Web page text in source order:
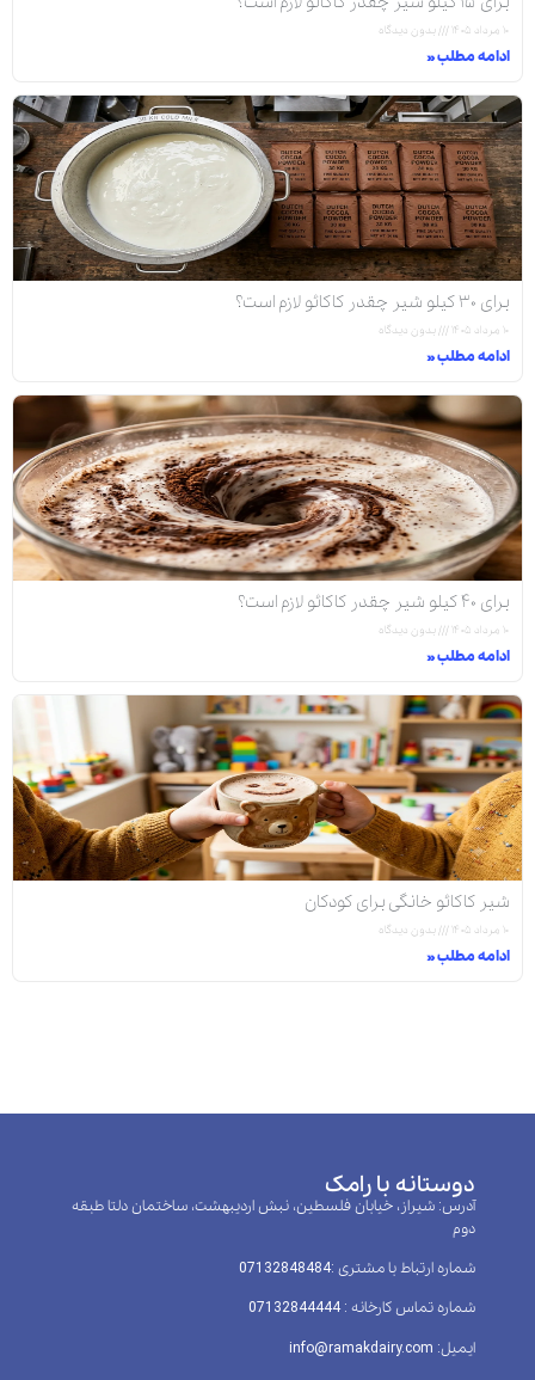
۱۰ مرداد ۱۴۰۵ بدون دیدگاه
ادامه مطلب »
برای ۳۰ کیلو شیر چقدر کاکائو لازم است؟
۱۰ مرداد ۱۴۰۵ بدون دیدگاه
ادامه مطلب »
برای ۴۰ کیلو شیر چقدر کاکائو لازم است؟
۱۰ مرداد ۱۴۰۵ بدون دیدگاه
ادامه مطلب »
شیر کاکائو خانگی برای کودکان
۱۰ مرداد ۱۴۰۵ بدون دیدگاه
ادامه مطلب »
دوستانه با رامک
آدرس: شیراز، خیابان فلسطین، نبش اردیبهشت، ساختمان دلتا طبقه
دوم
شماره ارتباط با مشتری :‌07132848484
شماره تماس کارخانه : 07132844444
ایمیل: info@ramakdairy.com